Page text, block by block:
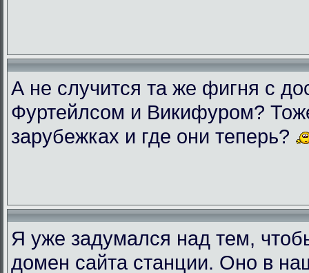
А не случится та же фигня с
Фуртейлсом и Викифуром?
зарубежках и где они теперь?
Я уже задумался над тем,
домен сайта станции. Оно в